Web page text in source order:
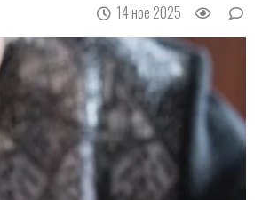
14 ное 2025